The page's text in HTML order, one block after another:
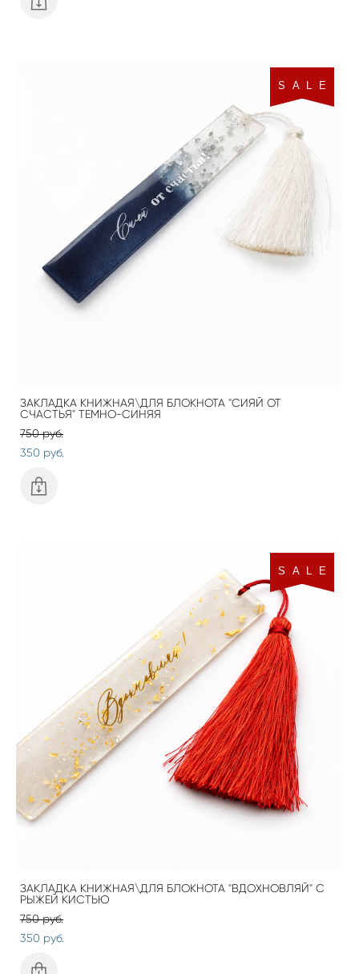
S A L E
ЗАКЛАДКА КНИЖНАЯ\ДЛЯ БЛОКНОТА "СИЯЙ ОТ
СЧАСТЬЯ" ТЕМНО-СИНЯЯ
750 pуб.
350 pуб.
S A L E
ЗАКЛАДКА КНИЖНАЯ\ДЛЯ БЛОКНОТА "ВДОХНОВЛЯЙ" С
РЫЖЕЙ КИСТЬЮ
750 pуб.
350 pуб.